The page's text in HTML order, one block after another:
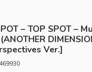
– TOP SPOT –
Ver.]